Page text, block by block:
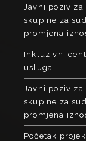
Javni poziv
skupine za
promjena
Inkluzivni
usluga
Javni poziv
skupine za
promjena
Početak